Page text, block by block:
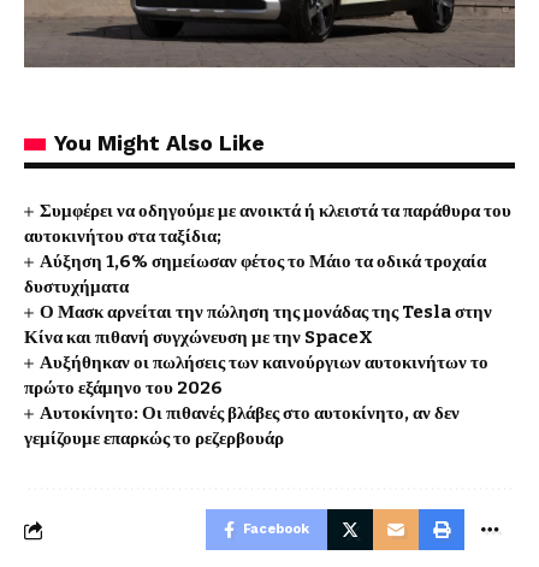
You Might Also Like
Συμφέρει να οδηγούμε με ανοικτά ή κλειστά τα παράθυρα του
αυτοκινήτου στα ταξίδια;
Αύξηση 1,6% σημείωσαν φέτος το Μάιο τα οδικά τροχαία
δυστυχήματα
Ο Μασκ αρνείται την πώληση της μονάδας της Tesla στην
Κίνα και πιθανή συγχώνευση με την SpaceX
Αυξήθηκαν οι πωλήσεις των καινούργιων αυτοκινήτων το
πρώτο εξάμηνο του 2026
Αυτοκίνητο: Οι πιθανές βλάβες στο αυτοκίνητο, αν δεν
γεμίζουμε επαρκώς το ρεζερβουάρ
Facebook